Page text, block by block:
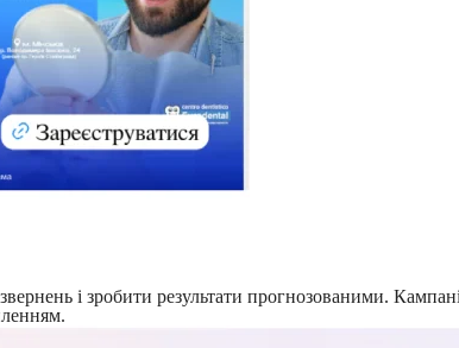
і зробити результати прогнозованими.